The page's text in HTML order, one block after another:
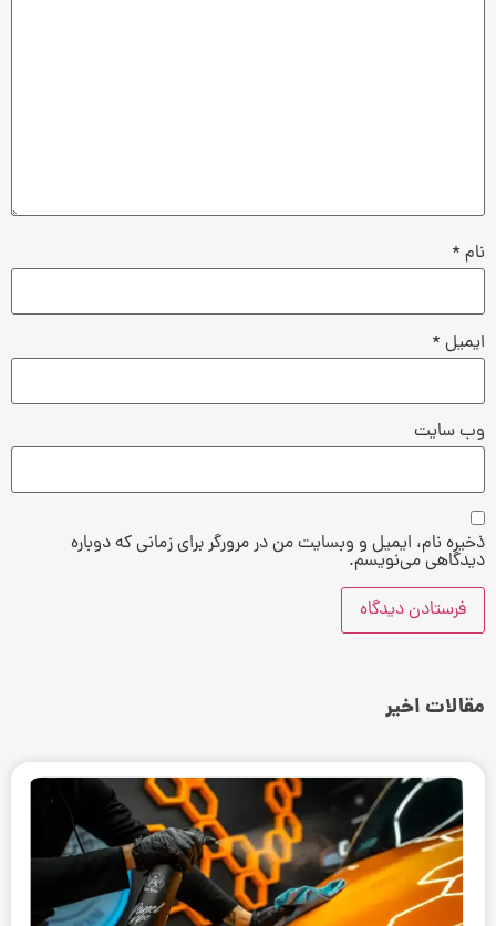
نام *
ایمیل *
وب‌ سایت
ذخیره نام، ایمیل و وبسایت من در مرورگر برای زمانی که دوباره
دیدگاهی می‌نویسم.
مقالات اخیر